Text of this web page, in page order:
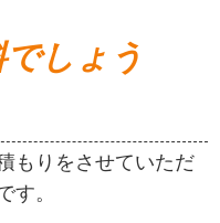
しょう
もりをさせていただ
す。